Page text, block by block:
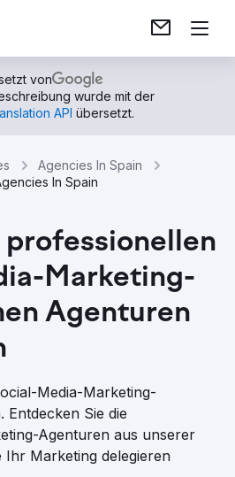
von
wurde mit der
API übersetzt.
Agencies In Spain
In Spain
professionellen
Marketing-
Agenturen
Media-Marketing-
Sie die
Agenturen aus unserer
Ihr Marketing delegieren